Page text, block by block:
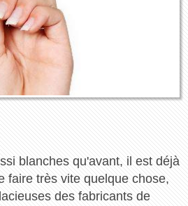
blanches qu'avant, il est déjà
faire très vite quelque chose,
des fabricants de